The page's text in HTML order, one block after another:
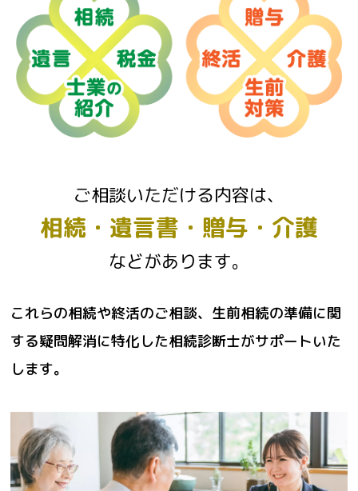
ご相談いただける内容は、
相続・遺言書・贈与・介護
などがあります。
これらの相続や終活のご相談、生前相続の準備に関
する疑問解消に特化した相続診断士がサポートいた
します。